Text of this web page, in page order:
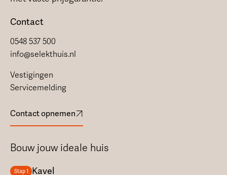
Contact
0548 537 500
info@selekthuis.nl
Vestigingen
Servicemelding
Contact opnemen
Bouw jouw ideale huis
Stap 1 Kavel